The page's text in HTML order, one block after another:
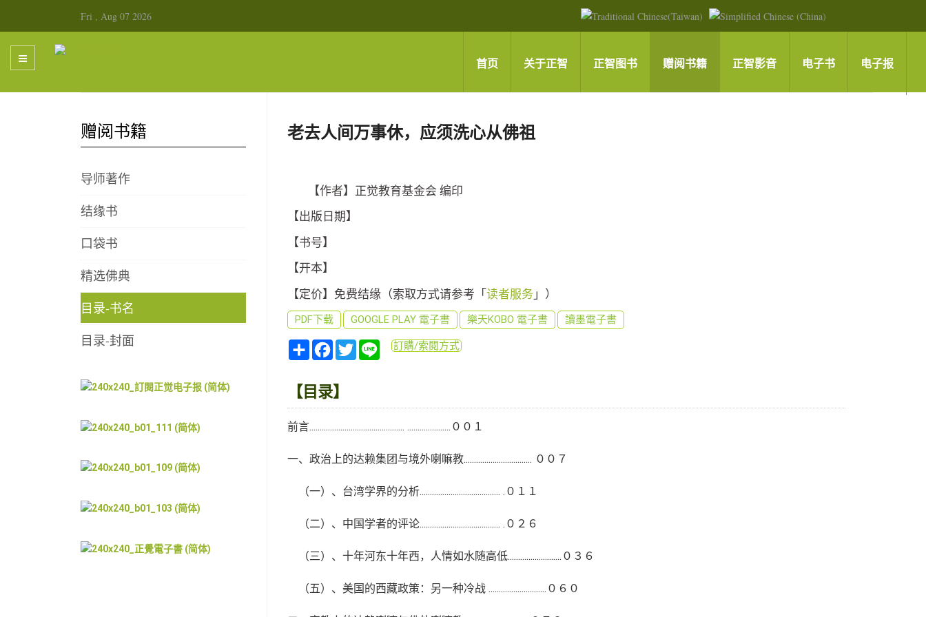
Fri , Aug 07 2026
首页 关于正智 正智图书 赠阅书籍 正智影音 电子书 电子报
老去人间万事休，应须洗心从佛祖
【作者】正觉教育基金会 编印
【出版日期】
【书号】
【开本】
【定价】免费结缘（索取方式请参考「读者服务 」）
PDF下载 GOOGLE PLAY 電子書 樂天KOBO 電子書 讀墨電子書
分
享
Facebook
TwitterLine訂購/索閱方式
【目录】
前言.............................................. .....................００１
一、政治上的达赖集团与境外喇嘛教................................. ００７
（一）、台湾学界的分析....................................... .０１１
（二）、中国学者的评论....................................... .０２６
（三）、十年河东十年西，人情如水随高低..........................０３６
（五）、美国的西藏政策：另一种冷战 ............................０６０
赠阅书籍
导师著作
结缘书
口袋书
精选佛典
目录-书名
目录-封面